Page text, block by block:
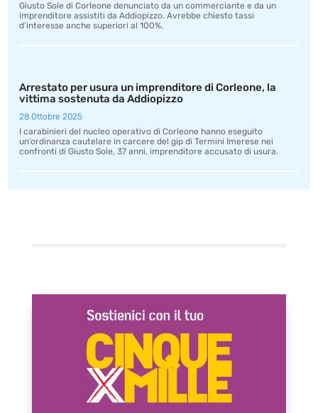
Giusto Sole di Corleone denunciato da un commerciante e da un
imprenditore assistiti da Addiopizzo. Avrebbe chiesto tassi
d’interesse anche superiori al 100%.
Arrestato per usura un imprenditore di Corleone, la
vittima sostenuta da Addiopizzo
28 Ottobre 2025
I carabinieri del nucleo operativo di Corleone hanno eseguito
un’ordinanza cautelare in carcere del gip di Termini Imerese nei
confronti di Giusto Sole, 37 anni, imprenditore accusato di usura.